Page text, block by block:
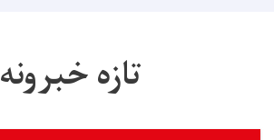
تازه خبرونه